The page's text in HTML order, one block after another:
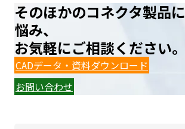
そのほかのコネクタ製品
悩み、
お気軽にご相談ください。
CADデータ・資料ダウンロード
お問い合わせ